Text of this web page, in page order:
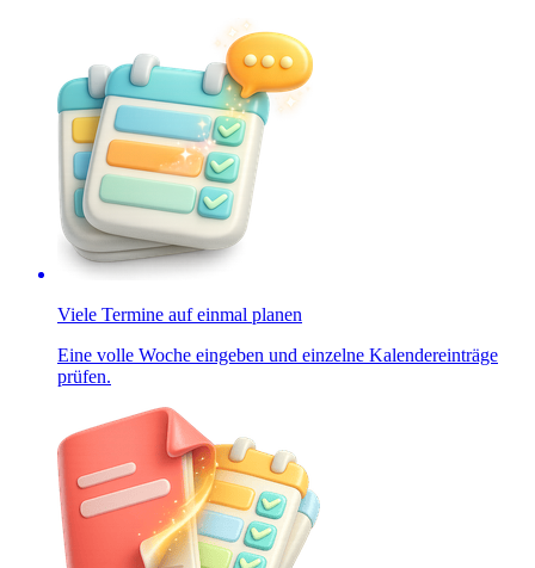
Viele Termine auf einmal planen
Eine volle Woche eingeben und einzelne Kalendereinträge
prüfen.